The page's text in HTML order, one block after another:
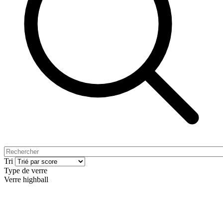
Tri
Type de verre
Verre highball